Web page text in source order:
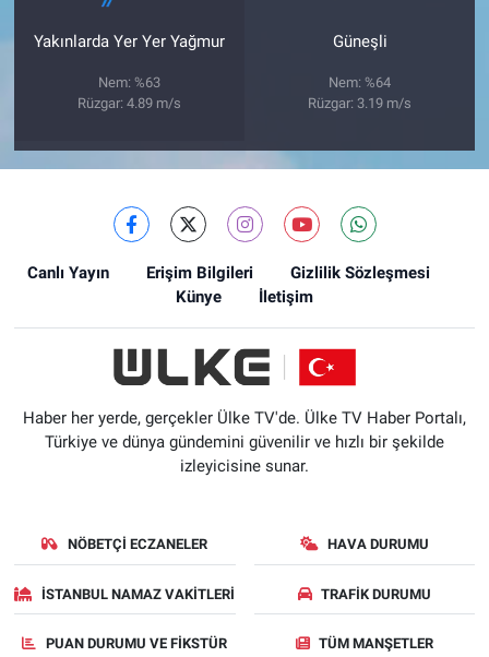
Yakınlarda Yer Yer Yağmur
Nem: %63
Rüzgar: 4.89 m/s
Güneşli
Nem: %64
Rüzgar: 3.19 m/s
Canlı Yayın Erişim Bilgileri
Gizlilik Sözleşmesi
Künye
İletişim
Haber her yerde, gerçekler Ülke TV'de. Ülke TV Haber Portalı,
Türkiye ve dünya gündemini güvenilir ve hızlı bir şekilde
izleyicisine sunar.
NÖBETÇI ECZANELER HAVA DURUMU
İSTANBUL NAMAZ VAKITLERI TRAFIK DURUMU
PUAN DURUMU VE FIKSTÜR TÜM MANŞETLER